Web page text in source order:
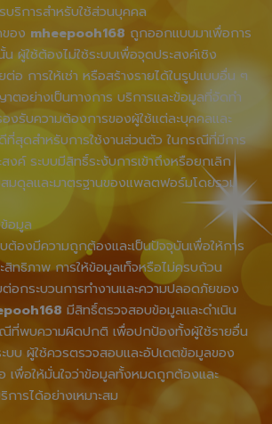
ริการสำหรับใช้ส่วนบุคคล
อง mheepooh168 ถูกออกแบบมาเพื่อการ
ผู้ใช้ต้องไม่ใช้ระบบเพื่อจุดประสงค์เชิง
อ การให้เช่า หรือสร้างรายได้ในรูปแบบอื่น ๆ
ตอย่างเป็นทางการ บริการและข้อมูลที่จัดทำ
งรับความต้องการของผู้ใช้แต่ละบุคคลและ
สุดสำหรับการใช้งานส่วนตัว ในกรณีที่มีการ
งค์ ระบบมีสิทธิ์ระงับการเข้าถึงหรือยกเลิก
มดุลและมาตรฐานของแพลตฟอร์มโดยรวม
อมูล
ต้องมีความถูกต้องและเป็นปัจจุบันเพื่อให้การ
สิทธิภาพ การให้ข้อมูลเท็จหรือไม่ครบถ้วน
อกระบวนการทำงานและความปลอดภัยของ
มีสิทธิ์ตรวจสอบข้อมูลและดำเนิน
ที่พบความผิดปกติ เพื่อปกป้องทั้งผู้ใช้รายอื่น
บบ ผู้ใช้ควรตรวจสอบและอัปเดตข้อมูลของ
เพื่อให้มั่นใจว่าข้อมูลทั้งหมดถูกต้องและ
การได้อย่างเหมาะสม